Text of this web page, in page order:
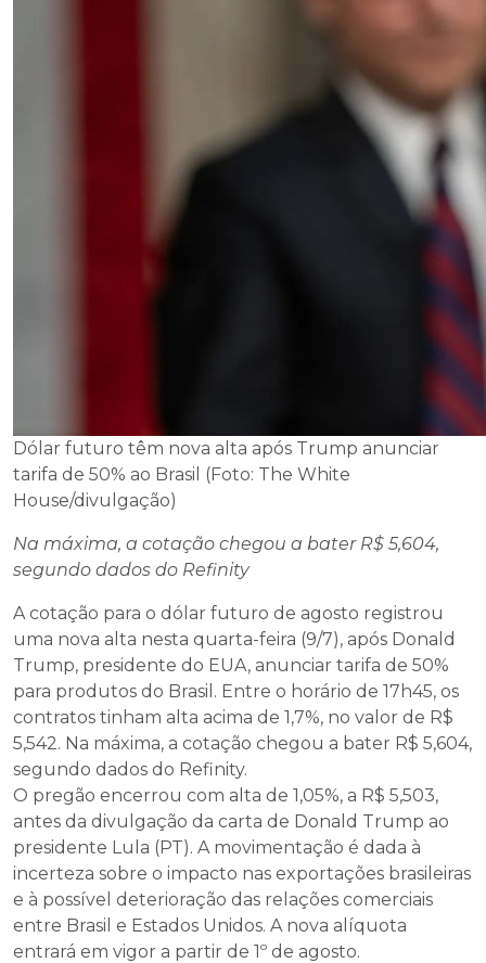
Dólar futuro têm nova alta após Trump anunciar
tarifa de 50% ao Brasil (Foto: The White
House/divulgação)
Na máxima, a cotação chegou a bater R$ 5,604,
segundo dados do Refinity
A cotação para o dólar futuro de agosto registrou
uma nova alta nesta quarta-feira (9/7), após Donald
Trump, presidente do EUA, anunciar tarifa de 50%
para produtos do Brasil. Entre o horário de 17h45, os
contratos tinham alta acima de 1,7%, no valor de R$
5,542. Na máxima, a cotação chegou a bater R$ 5,604,
segundo dados do Refinity.
O pregão encerrou com alta de 1,05%, a R$ 5,503,
antes da divulgação da carta de Donald Trump ao
presidente Lula (PT). A movimentação é dada à
incerteza sobre o impacto nas exportações brasileiras
e à possível deterioração das relações comerciais
entre Brasil e Estados Unidos. A nova alíquota
entrará em vigor a partir de 1º de agosto.